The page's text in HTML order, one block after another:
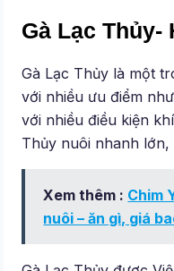
Gà Lạc Thủy-
Gà Lạc Thủy là một
với nhiều ưu điểm
với nhiều điều kiện
Thủy nuôi nhanh
Xem thêm : Chim
nuôi – ăn gì, giá